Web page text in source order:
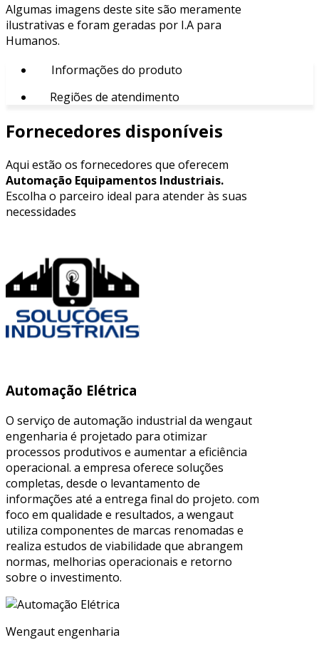
Algumas imagens deste site são meramente
ilustrativas e foram geradas por I.A para
Humanos.
Informações do produto
Regiões de atendimento
Fornecedores disponíveis
Aqui estão os fornecedores que oferecem
Automação Equipamentos Industriais.
Escolha o parceiro ideal para atender às suas
necessidades
Automação Elétrica
O serviço de automação industrial da wengaut
engenharia é projetado para otimizar
processos produtivos e aumentar a eficiência
operacional. a empresa oferece soluções
completas, desde o levantamento de
informações até a entrega final do projeto. com
foco em qualidade e resultados, a wengaut
utiliza componentes de marcas renomadas e
realiza estudos de viabilidade que abrangem
normas, melhorias operacionais e retorno
sobre o investimento.
Wengaut engenharia